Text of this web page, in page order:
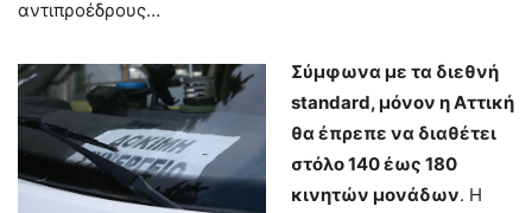
αντιπροέδρους…
Σύμφωνα με τα διεθνή
standard, μόνον η Αττική
θα έπρεπε να διαθέτει
στόλο 140 έως 180
κινητών μονάδων. Η